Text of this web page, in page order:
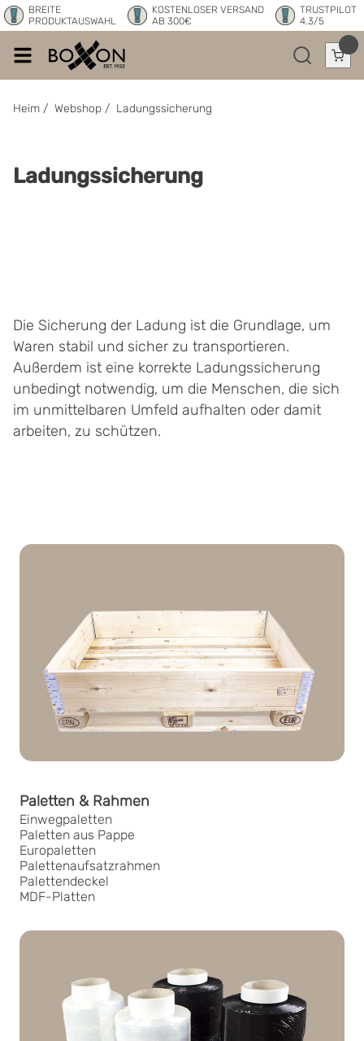
BREITE
PRODUKTAUSWAHL
KOSTENLOSER VERSAND
AB 300€
TRUSTPILOT
4.3/5
Heim / Webshop / Ladungssicherung
Ladungssicherung
Die Sicherung der Ladung ist die Grundlage, um
Waren stabil und sicher zu transportieren.
Außerdem ist eine korrekte Ladungssicherung
unbedingt notwendig, um die Menschen, die sich
im unmittelbaren Umfeld aufhalten oder damit
arbeiten, zu schützen.
Paletten & Rahmen
Einwegpaletten
Paletten aus Pappe
Europaletten
Palettenaufsatzrahmen
Palettendeckel
MDF-Platten